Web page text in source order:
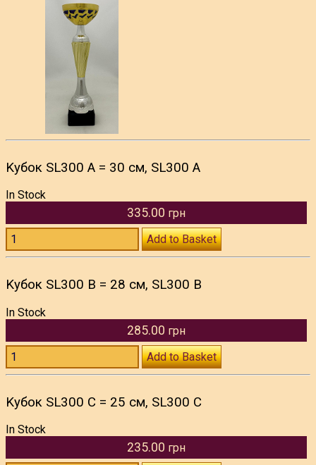
Kубок SL300 A = 30 см, SL300 A
In Stock
335.00 грн
Add to Basket
Kубок SL300 B = 28 см, SL300 B
In Stock
285.00 грн
Add to Basket
Kубок SL300 C = 25 см, SL300 C
In Stock
235.00 грн